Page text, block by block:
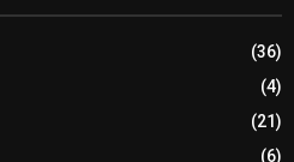
(36)
(4)
(21)
(6)